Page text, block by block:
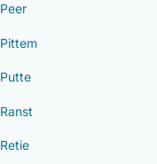
Peer
Pittem
Putte
Ranst
Retie